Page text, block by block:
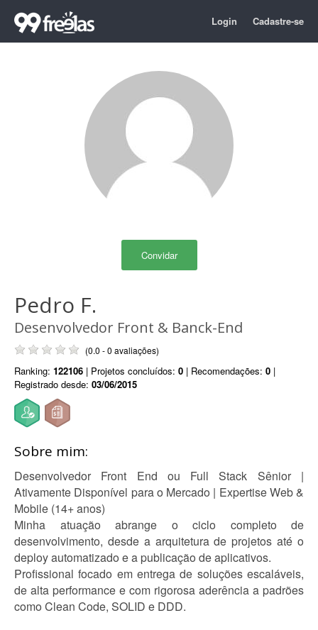
Login Cadastre-se
Convidar
Pedro F.
Desenvolvedor Front & Banck-End
(0.0 - 0 avaliações)
Ranking: 122106 | Projetos concluídos: 0 | Recomendações: 0 |
Registrado desde: 03/06/2015
Sobre mim:
Desenvolvedor Front End ou Full Stack Sênior |
Ativamente Disponível para o Mercado | Expertise Web &
Mobile (14+ anos)
Minha atuação abrange o ciclo completo de
desenvolvimento, desde a arquitetura de projetos até o
deploy automatizado e a publicação de aplicativos.
Profissional focado em entrega de soluções escaláveis,
de alta performance e com rigorosa aderência a padrões
como Clean Code, SOLID e DDD.